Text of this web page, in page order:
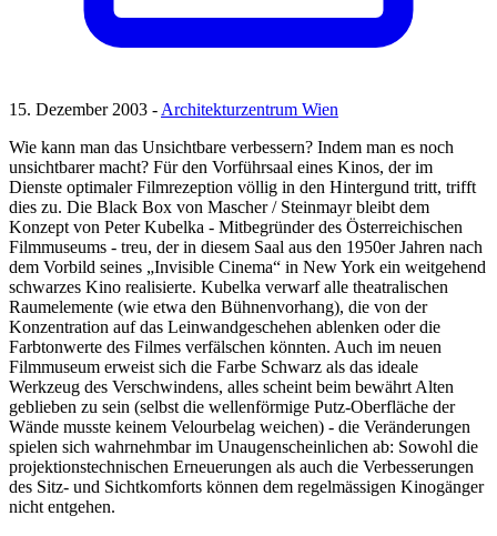
15. Dezember 2003 -Architekturzentrum Wien
Wie kann man das Unsichtbare verbessern? Indem man es noch
unsichtbarer macht? Für den Vorführsaal eines Kinos, der im
Dienste optimaler Filmrezeption völlig in den Hintergund tritt, trifft
dies zu. Die Black Box von Mascher / Steinmayr bleibt dem
Konzept von Peter Kubelka - Mitbegründer des Österreichischen
Filmmuseums - treu, der in diesem Saal aus den 1950er Jahren nach
dem Vorbild seines „Invisible Cinema“ in New York ein weitgehend
schwarzes Kino realisierte. Kubelka verwarf alle theatralischen
Raumelemente (wie etwa den Bühnenvorhang), die von der
Konzentration auf das Leinwandgeschehen ablenken oder die
Farbtonwerte des Filmes verfälschen könnten. Auch im neuen
Filmmuseum erweist sich die Farbe Schwarz als das ideale
Werkzeug des Verschwindens, alles scheint beim bewährt Alten
geblieben zu sein (selbst die wellenförmige Putz-Oberfläche der
Wände musste keinem Velourbelag weichen) - die Veränderungen
spielen sich wahrnehmbar im Unaugenscheinlichen ab: Sowohl die
projektionstechnischen Erneuerungen als auch die Verbesserungen
des Sitz- und Sichtkomforts können dem regelmässigen Kinogänger
nicht entgehen.